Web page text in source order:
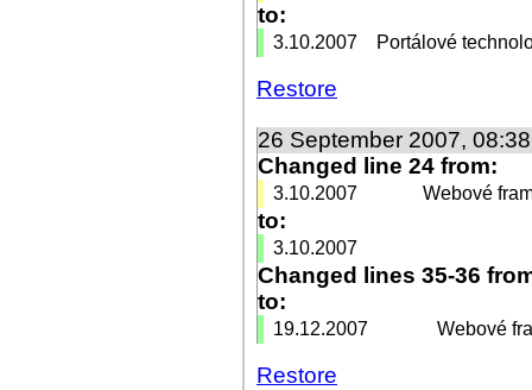
to:
3.10.2007 Portálové
Restore
26 September 2007,
Changed line 24 from:
3.10.2007 Webové
to:
3.10.2007
Changed lines 35-36
to:
19.12.2007 Webové
Restore